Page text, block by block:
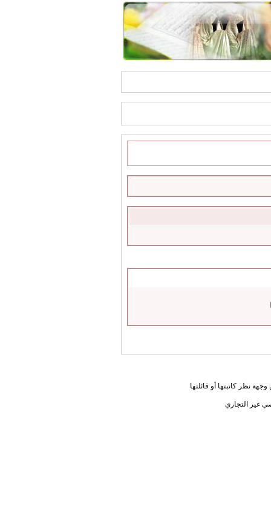
نظر كاتبتها أو قائلتها
غير التجاري